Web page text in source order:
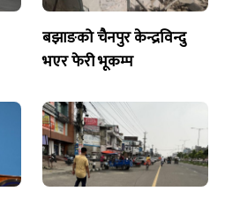
बझाङको चैनपुर केन्द्रविन्दु
भएर फेरी भूकम्प